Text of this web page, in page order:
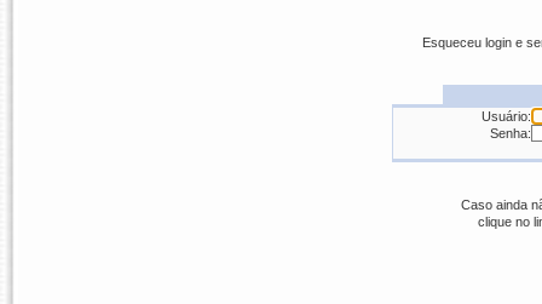
Esqueceu login e
Usuário:
Senha:
Caso ainda
clique no